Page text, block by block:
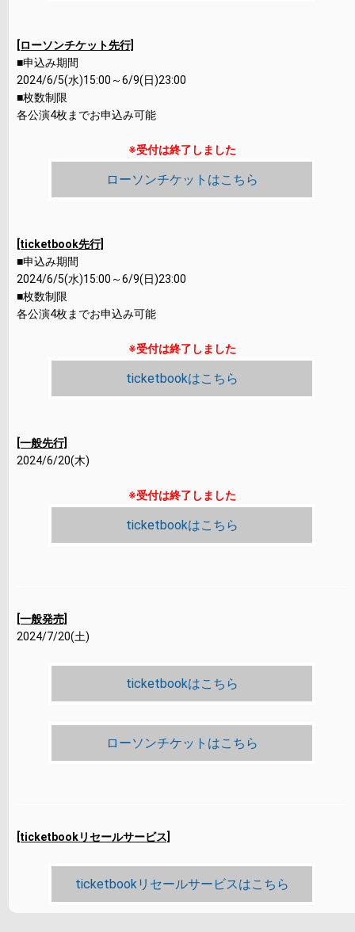
[ローソンチケット先行]
■申込み期間
2024/6/5(水)15:00～6/9(日)23:00
■枚数制限
各公演4枚までお申込み可能
※受付は終了しました
ローソンチケットはこちら
[ticketbook先行]
■申込み期間
2024/6/5(水)15:00～6/9(日)23:00
■枚数制限
各公演4枚までお申込み可能
※受付は終了しました
ticketbookはこちら
[一般先行]
2024/6/20(木)
※受付は終了しました
ticketbookはこちら
[一般発売]
2024/7/20(土)
ticketbookはこちら
ローソンチケットはこちら
[ticketbookリセールサービス]
ticketbookリセールサービスはこちら